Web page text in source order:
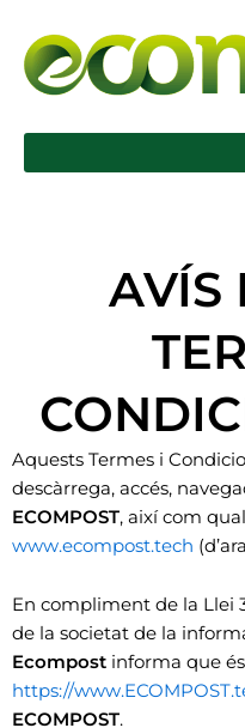
contingut
AVÍS
Aquests Termes i
descàrrega, accés,
ECOMPOST, així com
www.ecompost.tech
En compliment de la Llei
de la societat de la
Ecompost informa que
https://
ECOMPOST.